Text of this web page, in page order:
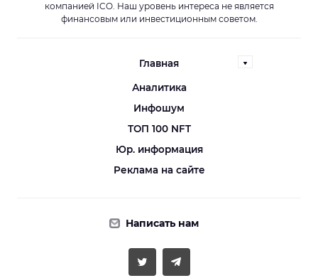
компанией ICO. Наш уровень интереса не является
финансовым или инвестиционным советом.
Главная
Аналитика
Инфошум
ТОП 100 NFT
Юр. информация
Реклама на сайте
Написать нам